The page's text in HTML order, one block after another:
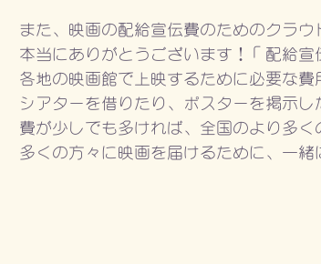
また、映画の配給宣伝費のためのクラ
本当にありがとうございます！「配給
各地の映画館で上映するために必要な費
シアターを借りたり、ポスターを掲示
費が少しでも多ければ、全国のより多
多くの方々に映画を届けるために、一